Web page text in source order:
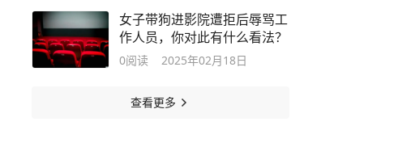
女子带狗进影院遭拒后辱骂工
作人员，你对此有什么看法？
0阅读 2025年02月18日
查看更多